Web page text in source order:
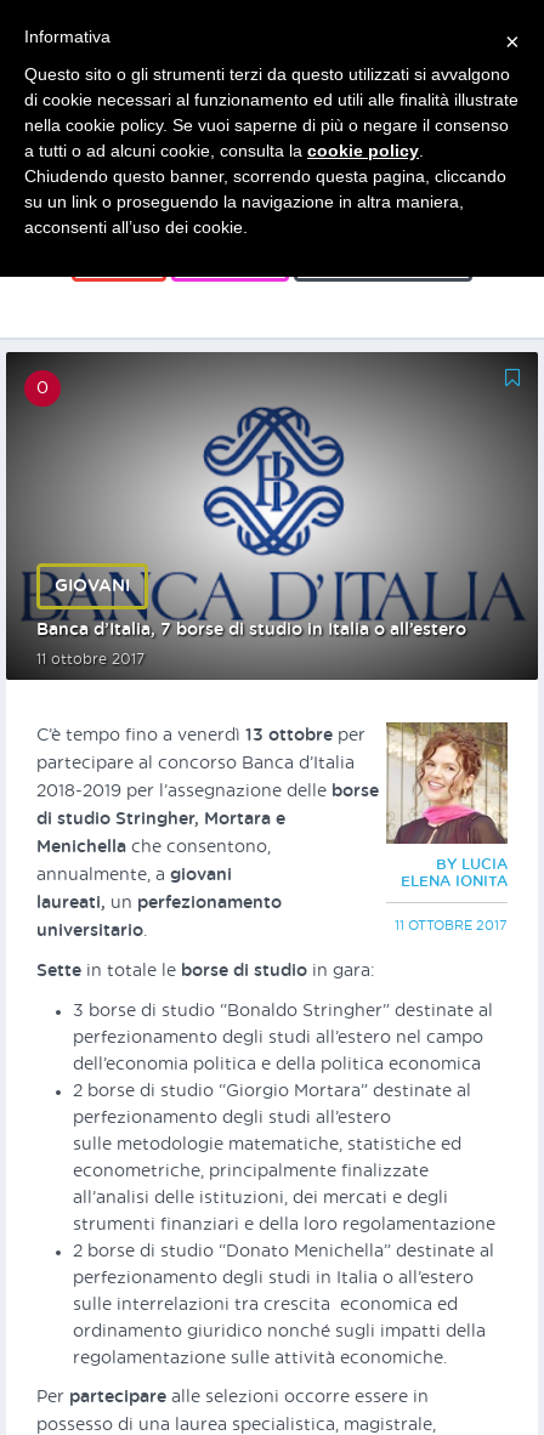
News
FORMAZIONE GENERALE GIOVANI
0
GIOVANI
Banca d’Italia, 7 borse di studio in Italia o all’estero
11 ottobre 2017
BY LUCIA
ELENA IONITA
11 OTTOBRE 2017
C’è tempo fino a venerdì 13 ottobre per
partecipare al concorso Banca d’Italia
2018-2019 per l’assegnazione delle borse
di studio Stringher, Mortara e
Menichella che consentono,
annualmente, a giovani
laureati, un perfezionamento
universitario.
Sette in totale le borse di studio in gara:
3 borse di studio “Bonaldo Stringher” destinate al
perfezionamento degli studi all’estero nel campo
dell’economia politica e della politica economica
2 borse di studio “Giorgio Mortara” destinate al
perfezionamento degli studi all’estero
sulle metodologie matematiche, statistiche ed
econometriche, principalmente finalizzate
all’analisi delle istituzioni, dei mercati e degli
strumenti finanziari e della loro regolamentazione
2 borse di studio “Donato Menichella” destinate al
perfezionamento degli studi in Italia o all’estero
sulle interrelazioni tra crescita economica ed
ordinamento giuridico nonché sugli impatti della
regolamentazione sulle attività economiche.
Per partecipare alle selezioni occorre essere in
possesso di una laurea specialistica, magistrale,
×
Informativa
Questo sito o gli strumenti terzi da questo utilizzati si avvalgono
di cookie necessari al funzionamento ed utili alle finalità illustrate
nella cookie policy. Se vuoi saperne di più o negare il consenso
a tutti o ad alcuni cookie, consulta la cookie policy
Chiudendo questo banner, scorrendo questa pagina, cliccando
su un link o proseguendo la navigazione in altra maniera,
acconsenti all’uso dei cookie.